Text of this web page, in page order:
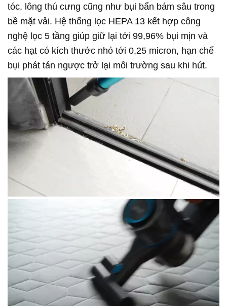
tóc, lông thú cưng cũng như bụi bẩn bám sâu trong
bề mặt vải. Hệ thống lọc HEPA 13 kết hợp công
nghệ lọc 5 tầng giúp giữ lại tới 99,96% bụi mịn và
các hạt có kích thước nhỏ tới 0,25 micron, hạn chế
bụi phát tán ngược trở lại môi trường sau khi hút.